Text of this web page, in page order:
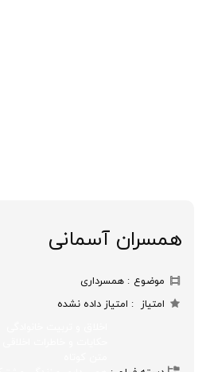
همسران آسمانی
موضوع
همسرداری
امتیاز
امتیاز داده نشده